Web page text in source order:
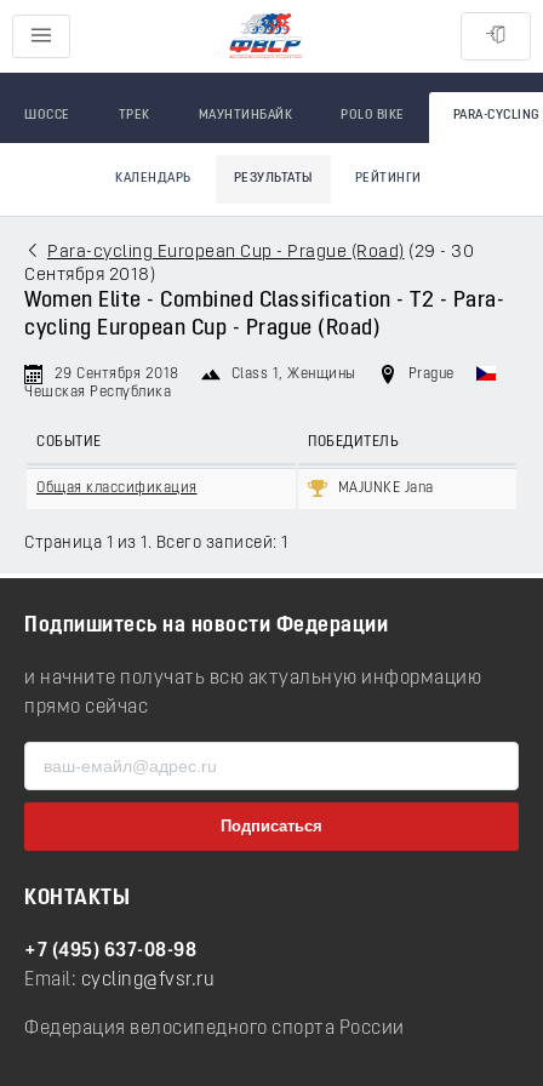
ШОССЕ ТРЕК МАУНТИНБАЙК POLO BIKE PARA-CYCLING
КАЛЕНДАРЬ РЕЗУЛЬТАТЫ РЕЙТИНГИ
Para-cycling European Cup - Prague (Road) (29 - 30
Сентября 2018 )
Women Elite - Combined Classification - T2 - Para-
cycling European Cup - Prague (Road)
29 Сентября 2018 Class 1 , Женщины
Prague
Чешская Республика
СОБЫТИЕ ПОБЕДИТЕЛЬ
Общая классификация MAJUNKE Jana
Страница 1 из 1. Всего записей: 1
Подпишитесь на новости Федерации
и начните получать всю актуальную информацию
прямо сейчас
КОНТАКТЫ
+7 (495) 637-08-98
Email: cycling@fvsr.ru
Федерация велосипедного спорта России